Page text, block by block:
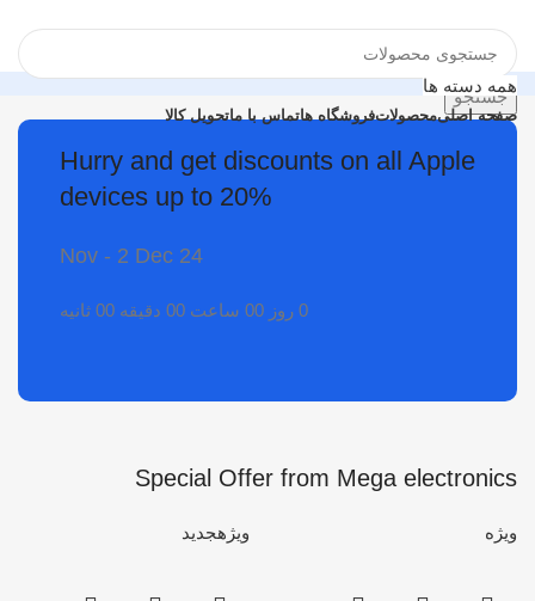
جستجو
پشتیبانی 24/7
همه دسته ها
صفحه اصلیمحصولاتفروشگاه هاتماس با ماتحویل کالا
مقایسه
Hurry and get discounts on all Apple
devices up to 20%
24 Nov - 2 Dec
0 روز 00 ساعت 00 دقیقه 00 ثانیه
Special Offer from Mega electronics
ویژه ویژهجدید